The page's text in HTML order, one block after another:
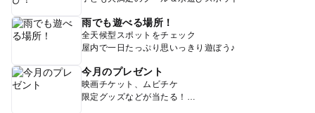
雨でも遊べる場所！
全天候型スポットをチェック
屋内で一日たっぷり思いっきり遊ぼう♪
今月のプレゼント
映画チケット、ムビチケ
限定グッズなどが当たる！